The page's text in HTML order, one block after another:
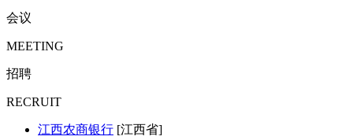
会议
MEETING
招聘
RECRUIT
江西农商银行 [江西省]